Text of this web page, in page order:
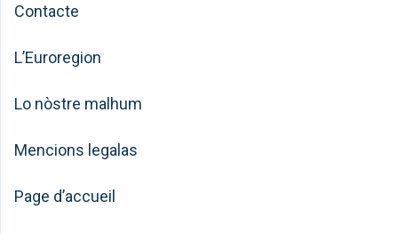
Contacte
L’Euroregion
Lo nòstre malhum
Mencions legalas
Page d’accueil